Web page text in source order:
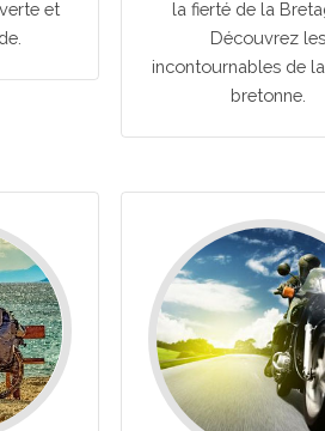
et
la fierté de la
Découvrez les
incontournables de
bretonne.